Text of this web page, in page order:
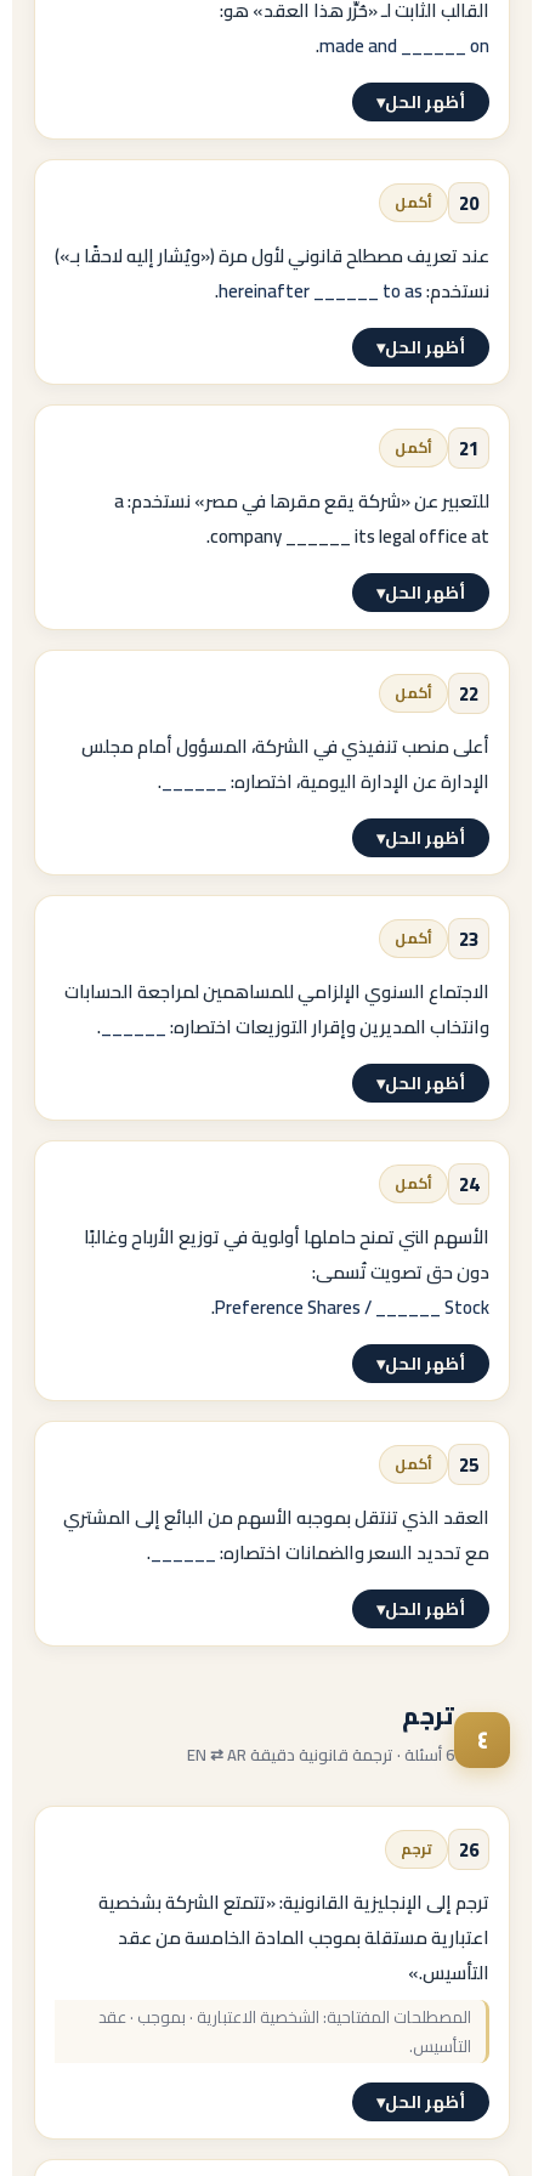
القالب الثابت لـ «حُرِّر هذا العقد» هو:
made and ______ on
.
أظهر الحل▾
الإجابة النموذجية
→
.
صيغ بديلة صحيحة:
/
20 أكمل
عند تعريف مصطلح قانوني لأول مرة («ويُشار إليه لاحقًا بـ»)
نستخدم:hereinafter ______ to as
.
أظهر الحل▾
الإجابة النموذجية
→
.
21 أكمل
للتعبير عن «شركة يقع مقرها في مصر» نستخدم: a
company ______ its legal office at.
أظهر الحل▾
الإجابة النموذجية
→
.
ونتذكّر: «يحمل» ←
، وليس
.
22 أكمل
أعلى منصب تنفيذي في الشركة، المسؤول أمام مجلس
الإدارة عن الإدارة اليومية، اختصاره:______
.
أظهر الحل▾
الإجابة النموذجية
=
= الرئيس التنفيذي / المدير التنفيذي الرئيسي.
23 أكمل
الاجتماع السنوي الإلزامي للمساهمين لمراجعة الحسابات
وانتخاب المديرين وإقرار التوزيعات اختصاره:______
.
أظهر الحل▾
الإجابة النموذجية
=
Annual General Meeting
= الجمعية العمومية العادية.
قارنها بـ
=
Extraordinary General Meeting
= الجمعية العمومية غير العادية.
24 أكمل
الأسهم التي تمنح حاملها أولوية في توزيع الأرباح وغالبًا
دون حق تصويت تُسمى:
Preference Shares / ______ Stock
.
أظهر الحل▾
الإجابة النموذجية
→
= أسهم الامتياز / الأسهم الممتازة.
25 أكمل
العقد الذي تنتقل بموجبه الأسهم من البائع إلى المشتري
مع تحديد السعر والضمانات اختصاره:______
.
أظهر الحل▾
=
Stock Purchase Agreement
٤
ترجم
6 أسئلة · ترجمة قانونية دقيقة EN ⇄ AR
26 ترجم
ترجم إلى الإنجليزية القانونية: «تتمتع الشركة بشخصية
اعتبارية مستقلة بموجب المادة الخامسة من عقد
التأسيس.»
المصطلحات المفتاحية: الشخصية الاعتبارية · بموجب · عقد
التأسيس.
أظهر الحل▾
الإجابة النموذجية